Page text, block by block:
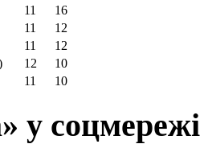
11
16
11
12
11
12
12
10
11 10
у